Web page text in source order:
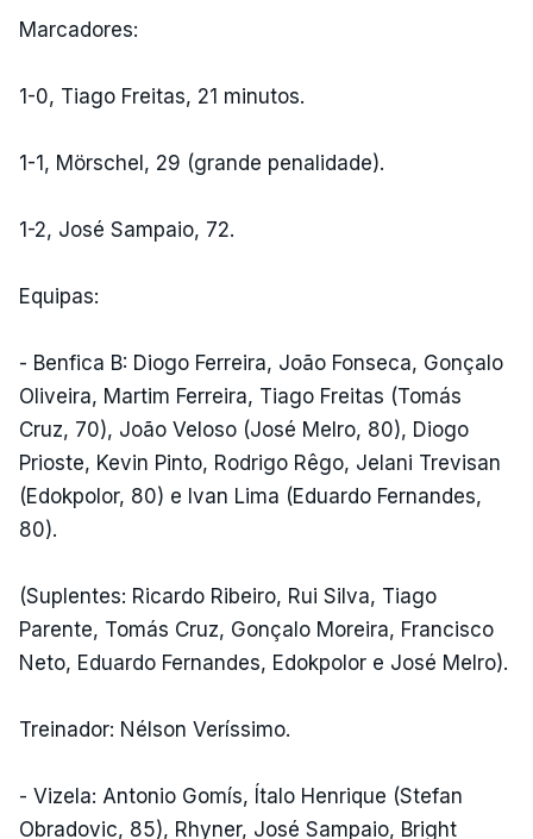
Marcadores:
1-0, Tiago Freitas, 21 minutos.
1-1, Mörschel, 29 (grande penalidade).
1-2, José Sampaio, 72.
Equipas:
- Benfica B: Diogo Ferreira, João Fonseca, Gonçalo
Oliveira, Martim Ferreira, Tiago Freitas (Tomás
Cruz, 70), João Veloso (José Melro, 80), Diogo
Prioste, Kevin Pinto, Rodrigo Rêgo, Jelani Trevisan
(Edokpolor, 80) e Ivan Lima (Eduardo Fernandes,
80).
(Suplentes: Ricardo Ribeiro, Rui Silva, Tiago
Parente, Tomás Cruz, Gonçalo Moreira, Francisco
Neto, Eduardo Fernandes, Edokpolor e José Melro).
Treinador: Nélson Veríssimo.
- Vizela: Antonio Gomís, Ítalo Henrique (Stefan
Obradovic, 85), Rhyner, José Sampaio, Bright